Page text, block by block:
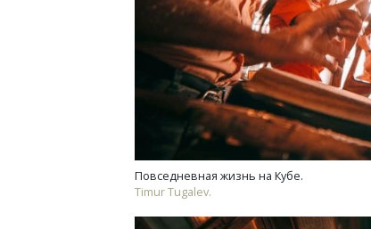
Повседневная жизнь на Кубе.
Timur Tugalev.
«Жилищной инициативы» Юрий
Гатилов — о том, как девелоперу
оставаться на плаву, когда рынок
СТРОИТЕЛЬСТВО